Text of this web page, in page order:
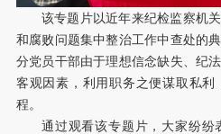
该专题片以近年来纪检监察机
和腐败问题集中整治工作中查处的
分党员干部由于理想信念缺失、纪
客观因素，利用职务之便谋取私
程。
通过观看该专题片，大家纷纷